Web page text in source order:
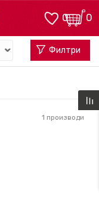
0
0
Филтри
1 производи